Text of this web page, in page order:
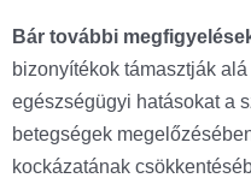
Bár további
bizonyítékok támasztják
egészségügyi hatásokat a
betegségek
kockázatának